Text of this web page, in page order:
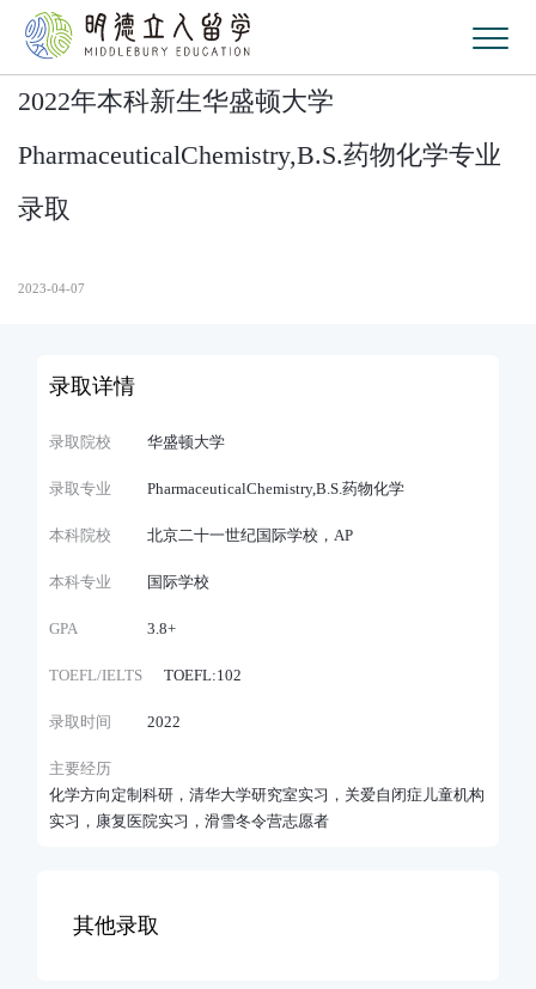
2022年本科新生华盛顿大学
PharmaceuticalChemistry,B.S.药物化学专业
录取
2023-04-07
录取详情
录取院校 华盛顿大学
录取专业 PharmaceuticalChemistry,B.S.药物化学
本科院校 北京二十一世纪国际学校，AP
本科专业 国际学校
GPA 3.8+
TOEFL/IELTS TOEFL:102
录取时间 2022
主要经历
化学方向定制科研，清华大学研究室实习，关爱自闭症儿童机构
实习，康复医院实习，滑雪冬令营志愿者
其他录取